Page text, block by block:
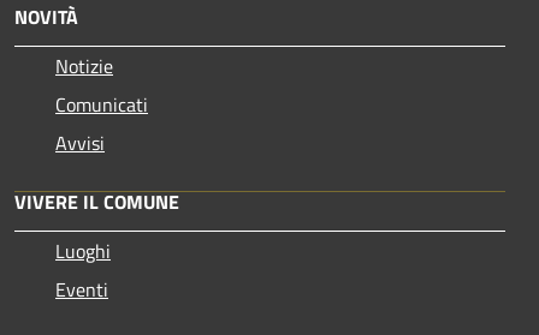
NOVITÀ
Notizie
Comunicati
Avvisi
VIVERE IL COMUNE
Luoghi
Eventi